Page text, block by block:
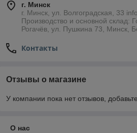
г. Минск
г. Минск, ул. Волгоградская, 33
Производство и основной склад:
Рогачёв, ул. Пушкина 73, Минск,
Контакты
Отзывы о магазине
У компании пока нет отзывов,
О нас